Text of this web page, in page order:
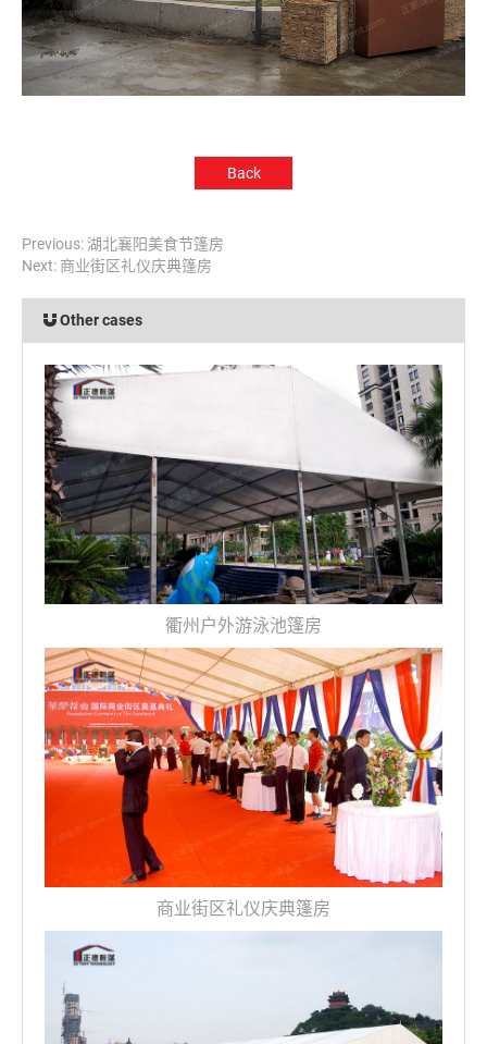
Back
Previous: 湖北襄阳美食节篷房
Next: 商业街区礼仪庆典篷房
Other cases
衢州户外游泳池篷房
商业街区礼仪庆典篷房